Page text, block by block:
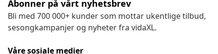
Abonner på vårt nyhetsbrev
Bli med 700 000+ kunder som mottar ukentlige tilbud,
sesongkampanjer og nyheter fra vidaXL.
Våre sosiale medier